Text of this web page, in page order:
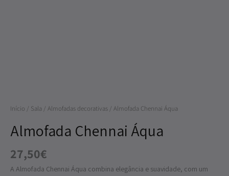
Início / Sala / Almofadas decorativas / Almofada Chennai Áqua
Almofada Chennai Áqua
27,50€
A Almofada Chennai Áqua combina elegância e suavidade, com um